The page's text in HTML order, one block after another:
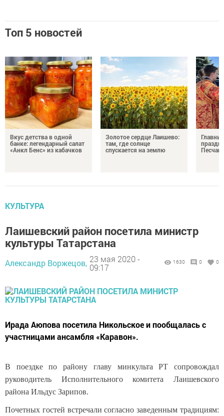
Топ 5 новостей
Вкус детства в одной
банке: легендарный салат
«Анкл Бенс» из кабачков
Золотое сердце Лаишево:
там, где солнце
спускается на землю
КУЛЬТУРА
Лаишевский район посетила министр
культуры Татарстана
Александр Воржецов, 23 мая 2020 -
09:17
1630 0 0
Ирада Аюпова посетила Никольское и пообщалась с
участницами ансамбля «Каравон».
В поездке по району главу минкульта РТ сопровождал
руководитель Исполнительного комитета Лаишевского
района Ильдус Зарипов.
Почетных гостей встречали согласно заведенным традициям: